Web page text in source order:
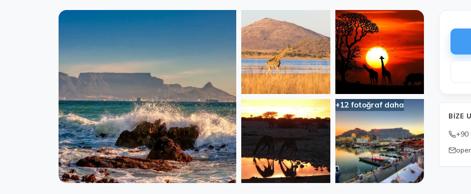
+12 fotoğraf daha
BIZE
+90